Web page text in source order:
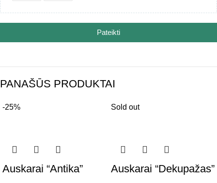
Pateikti
PANAŠŪS PRODUKTAI
-25%
Auskarai “Antika”
Sold out
Auskarai “Dekupažas”